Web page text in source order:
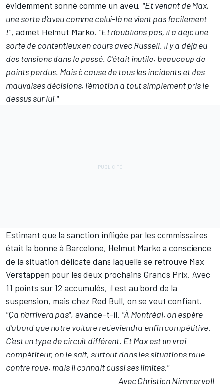
évidemment sonné comme un aveu. "Et venant de Max,
une sorte d'aveu comme celui-là ne vient pas facilement
!", admet Helmut Marko. "Et n'oublions pas, il a déjà une
sorte de contentieux en cours avec Russell. Il y a déjà eu
des tensions dans le passé. C'était inutile, beaucoup de
points perdus. Mais à cause de tous les incidents et des
mauvaises décisions, l'émotion a tout simplement pris le
dessus sur lui."
Estimant que la sanction infligée par les commissaires
était la bonne à Barcelone, Helmut Marko a conscience
de la situation délicate dans laquelle se retrouve Max
Verstappen pour les deux prochains Grands Prix. Avec
11 points sur 12 accumulés, il est au bord de la
suspension, mais chez Red Bull, on se veut confiant.
"Ça n'arrivera pas", avance-t-il. "À Montréal, on espère
d'abord que notre voiture redeviendra enfin compétitive.
C'est un type de circuit différent. Et Max est un vrai
compétiteur, on le sait, surtout dans les situations roue
contre roue, mais il connait aussi ses limites."
Avec Christian Nimmervoll